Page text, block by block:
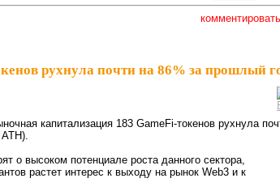
комментировать
рухнула почти на 86% за прошлый
капитализация 183 GameFi-токенов рухнула
о высоком потенциале роста данного сектора,
растет интерес к выходу на рынок Web3 и к